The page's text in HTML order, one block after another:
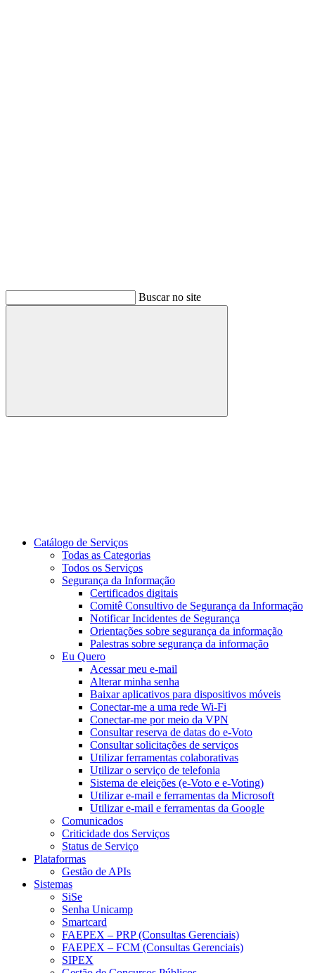
Buscar no site
Buscar
Catálogo de Serviços
Todas as Categorias
Todos os Serviços
Segurança da Informação
Certificados digitais
Comitê Consultivo de Segurança da Informação
Notificar Incidentes de Segurança
Orientações sobre segurança da informação
Palestras sobre segurança da informação
Eu Quero
Acessar meu e-mail
Alterar minha senha
Baixar aplicativos para dispositivos móveis
Conectar-me a uma rede Wi-Fi
Conectar-me por meio da VPN
Consultar reserva de datas do e-Voto
Consultar solicitações de serviços
Utilizar ferramentas colaborativas
Utilizar o serviço de telefonia
Sistema de eleições (e-Voto e e-Voting)
Utilizar e-mail e ferramentas da Microsoft
Utilizar e-mail e ferramentas da Google
Comunicados
Criticidade dos Serviços
Status de Serviço
Plataformas
Gestão de APIs
Sistemas
SiSe
Senha Unicamp
Smartcard
FAEPEX – PRP (Consultas Gerenciais)
FAEPEX – FCM (Consultas Gerenciais)
SIPEX